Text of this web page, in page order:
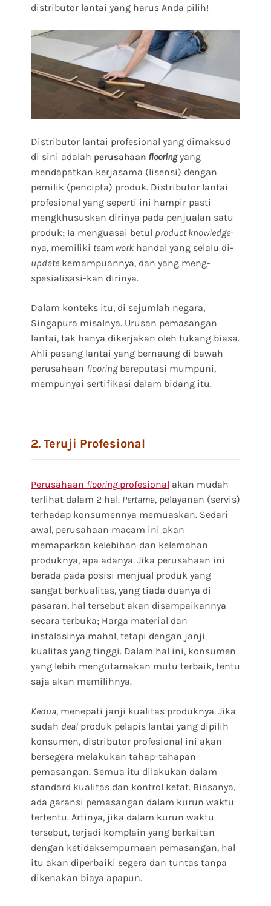
distributor lantai yang harus Anda pilih!
Distributor lantai profesional yang dimaksud
di sini adalah perusahaan flooringyang
mendapatkan kerjasama (lisensi) dengan
pemilik (pencipta) produk. Distributor lantai
profesional yang seperti ini hampir pasti
mengkhususkan dirinya pada penjualan satu
produk; Ia menguasai betul product knowledge-
nya, memiliki team work handal yang selalu di-
update kemampuannya, dan yang meng-
spesialisasi-kan dirinya.
Dalam konteks itu, di sejumlah negara,
Singapura misalnya. Urusan pemasangan
lantai, tak hanya dikerjakan oleh tukang biasa.
Ahli pasang lantai yang bernaung di bawah
perusahaan flooringbereputasi mumpuni,
mempunyai sertifikasi dalam bidang itu.
2. Teruji Profesional
Perusahaan flooringprofesional akan mudah
terlihat dalam 2 hal. Pertama, pelayanan (servis)
terhadap konsumennya memuaskan. Sedari
awal, perusahaan macam ini akan
memaparkan kelebihan dan kelemahan
produknya, apa adanya. Jika perusahaan ini
berada pada posisi menjual produk yang
sangat berkualitas, yang tiada duanya di
pasaran, hal tersebut akan disampaikannya
secara terbuka; Harga material dan
instalasinya mahal, tetapi dengan janji
kualitas yang tinggi. Dalam hal ini, konsumen
yang lebih mengutamakan mutu terbaik, tentu
saja akan memilihnya.
Kedua, menepati janji kualitas produknya. Jika
sudah deal produk pelapis lantai yang dipilih
konsumen, distributor profesional ini akan
bersegera melakukan tahap-tahapan
pemasangan. Semua itu dilakukan dalam
standard kualitas dan kontrol ketat. Biasanya,
ada garansi pemasangan dalam kurun waktu
tertentu. Artinya, jika dalam kurun waktu
tersebut, terjadi komplain yang berkaitan
dengan ketidaksempurnaan pemasangan, hal
itu akan diperbaiki segera dan tuntas tanpa
dikenakan biaya apapun.